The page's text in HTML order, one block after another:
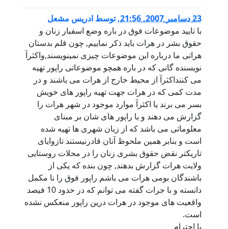
23 دسامبر 2007, 21:56 ,توسط ادریس مشعل
با تایید موضوعات فوق در باره وضع اسفبار زنان و
حقوق بشر در هرات باید ذکر نماییم, چون قلم بدستان
هراتی ما درباره این موضوعات چیزی نمینویسند,واکثرآ
نویسنده گانی که در باره همچو موضوعاتی راپور تهیه
می کننداکثرآ از محیط خارج از هرات می باشند و در
مدت کمی که در هرات جهت تهیه راپور های خویش
بسر می برند یا اکثرآ موارد موجود در شهر هرات را
گزارش می دهند و یا راپور های شان بر مبنای
معلوماتی می باشد که از زبان شهری ها تهیه شده
است و بنابر همین ملحوظ آنان قادرنیستند تازوایای
تاریکتر نقض حقوق بشری زنان را در محلات روستایی
ولایت هرات گزارش بدهند, چون بنده که یکی از
باشندگان بومی هرات می باشم راپور فوق را نا مکمل
دانسته و با جرات گفته می توانم که در حدود 10 فیصد
واقعیت های موجود در هرات درین راپور منعکس نشده
است.
با احترام